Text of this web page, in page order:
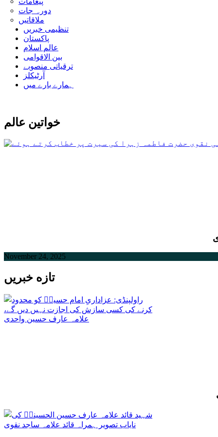
دورہ جات
ملاقاتیں
تنظیمی خبریں
پاکستان
عالم اسلام
بین الاقوامی
ترقیاتی منصوبے
آرٹیکلز
ہمارے بارے میں
خواتین عالم
November 24, 2025
تازه خبریں